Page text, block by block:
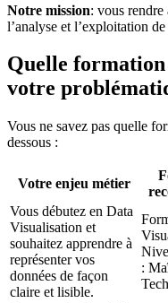
Notre mission: vous rendre
l’analyse et l’exploitation
Quelle formation
votre
Vous ne savez pas quelle
dessous :
Votre enjeu métier
Vous débutez en Data
Visualisation et
souhaitez apprendre à
représenter vos
données de façon
claire et lisible.
: